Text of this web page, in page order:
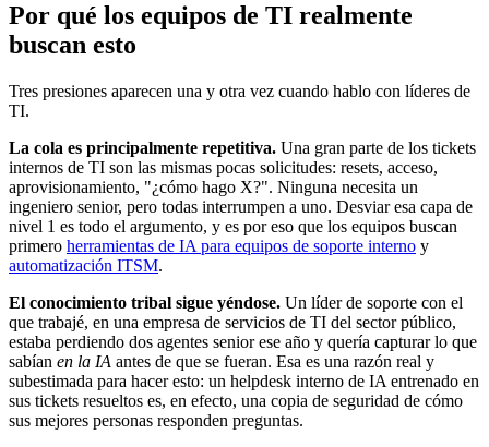
Por qué los equipos de TI realmente
buscan esto
Tres presiones aparecen una y otra vez cuando hablo con líderes de
TI.
La cola es principalmente repetitiva. Una gran parte de los tickets
internos de TI son las mismas pocas solicitudes: resets, acceso,
aprovisionamiento, "¿cómo hago X?". Ninguna necesita un
ingeniero senior, pero todas interrumpen a uno. Desviar esa capa de
nivel 1 es todo el argumento, y es por eso que los equipos buscan
primero herramientas de IA para equipos de soporte interno y
automatización ITSM.
El conocimiento tribal sigue yéndose. Un líder de soporte con el
que trabajé, en una empresa de servicios de TI del sector público,
estaba perdiendo dos agentes senior ese año y quería capturar lo que
sabían en la IA antes de que se fueran. Esa es una razón real y
subestimada para hacer esto: un helpdesk interno de IA entrenado en
sus tickets resueltos es, en efecto, una copia de seguridad de cómo
sus mejores personas responden preguntas.